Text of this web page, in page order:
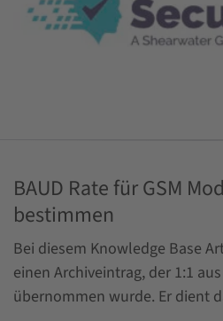
BAUD Rate für GSM
bestimmen
Bei diesem Knowledge Base
einen Archiveintrag, der 1:1
übernommen wurde. Er dient